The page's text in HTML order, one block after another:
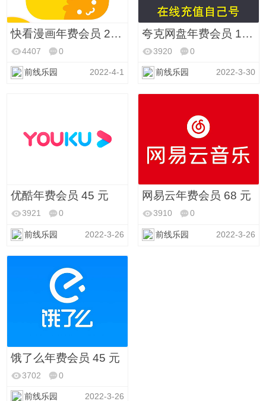
快看漫画年费会员 25 元
4407 0
前线乐园 2022-4-1
夸克网盘年费会员 19 元
3920 0
前线乐园 2022-3-30
优酷年费会员 45 元
3921 0
前线乐园 2022-3-26
网易云年费会员 68 元
3910 0
前线乐园 2022-3-26
饿了么年费会员 45 元
3702 0
前线乐园 2022-3-26